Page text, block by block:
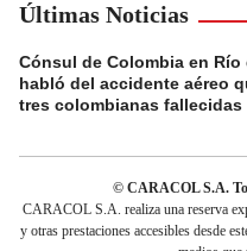
Últimas Noticias
Cónsul de Colombia en Río
habló del accidente aéreo
tres colombianas fallecidas
© CARACOL S.A.
CARACOL S.A. realiza una reserva
y otras prestaciones accesibles desde